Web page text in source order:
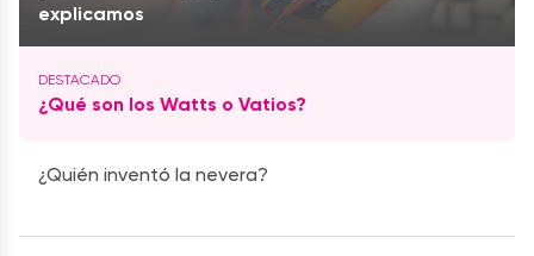
explicamos
¿Qué son los Watts o Vatios?
¿Quién inventó la nevera?